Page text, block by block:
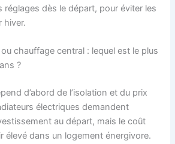
réglages dès le départ, pour éviter les
hiver.
chauffage central : lequel est le plus
?
d’abord de l’isolation et du prix
électriques demandent
au départ, mais le coût
élevé dans un logement énergivore.